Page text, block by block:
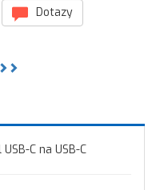
Dotazy
C na USB-C